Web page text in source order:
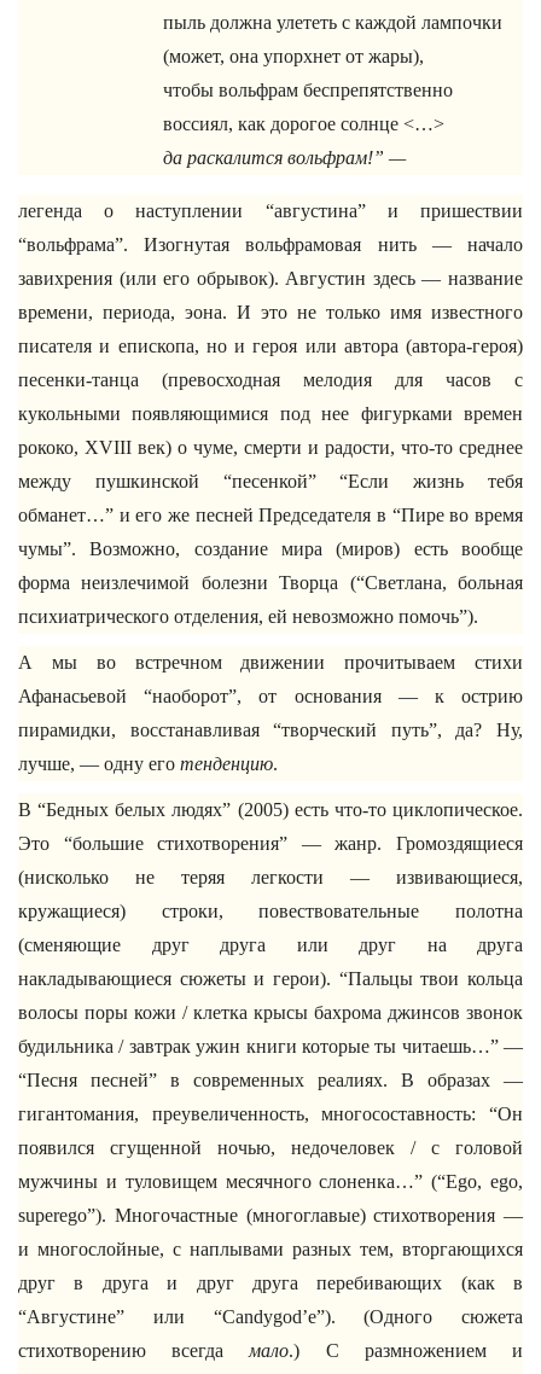
пыль должна улететь с каждой лампочки
(может, она упорхнет от жары),
чтобы вольфрам беспрепятственно
воссиял, как дорогое солнце <…>
да раскалится вольфрам!” —
легенда о наступлении “августина” и пришествии
“вольфрама”. Изогнутая вольфрамовая нить — начало
завихрения (или его обрывок). Августин здесь — название
времени, периода, эона. И это не только имя известного
писателя и епископа, но и героя или автора (автора-героя)
песенки-танца (превосходная мелодия для часов с
кукольными появляющимися под нее фигурками времен
рококо, XVIII век) о чуме, смерти и радости, что-то среднее
между пушкинской “песенкой” “Если жизнь тебя
обманет…” и его же песней Председателя в “Пире во время
чумы”. Возможно, создание мира (миров) есть вообще
форма неизлечимой болезни Творца (“Светлана, больная
психиатрического отделения, ей невозможно помочь”).
А мы во встречном движении прочитываем стихи
Афанасьевой “наоборот”, от основания — к острию
пирамидки, восстанавливая “творческий путь”, да? Ну,
лучше, — одну его тенденцию.
В “Бедных белых людях” (2005) есть что-то циклопическое.
Это “большие стихотворения” — жанр. Громоздящиеся
(нисколько не теряя легкости — извивающиеся,
кружащиеся) строки, повествовательные полотна
(сменяющие друг друга или друг на друга
накладывающиеся сюжеты и герои). “Пальцы твои кольца
волосы поры кожи / клетка крысы бахрома джинсов звонок
будильника / завтрак ужин книги которые ты читаешь…” —
“Песня песней” в современных реалиях. В образах —
гигантомания, преувеличенность, многосоставность: “Он
появился сгущенной ночью, недочеловек / с головой
мужчины и туловищем месячного слоненка…” (“Ego, ego,
superego”). Многочастные (многоглавые) стихотворения —
и многослойные, с наплывами разных тем, вторгающихся
друг в друга и друг друга перебивающих (как в
“Августине” или “Candygod’е”). (Одного сюжета
стихотворению всегда мало.) С размножением и